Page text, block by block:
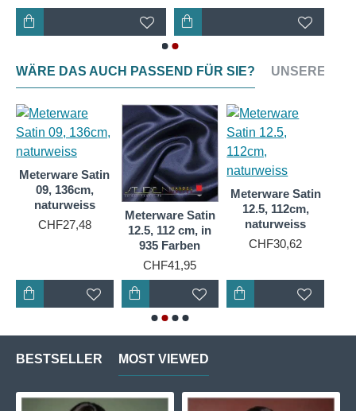
WÄRE DAS AUCH PASSEND FÜR SIE? UNSERE
Meterware Satin
09, 136cm,
naturweiss
CHF27,48
Meterware Satin
12.5, 112 cm, in
935 Farben
CHF41,95
Meterware Satin
12.5, 112cm,
naturweiss
CHF30,62
BESTSELLER MOST VIEWED